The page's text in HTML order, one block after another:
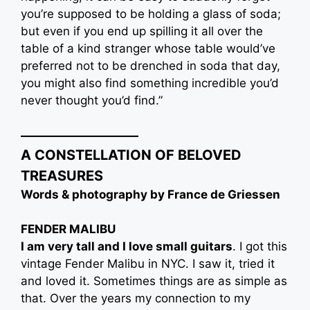
you’re supposed to be holding a glass of soda;
but even if you end up spilling it all over the
table of a kind stranger whose table would’ve
preferred not to be drenched in soda that day,
you might also find something incredible you’d
never thought you’d find.”
——————————
A CONSTELLATION OF BELOVED
TREASURES
Words & photography by France de Griessen
FENDER MALIBU
I am very tall and I love small guitars. I got this
vintage Fender Malibu in NYC. I saw it, tried it
and loved it. Sometimes things are as simple as
that. Over the years my connection to my